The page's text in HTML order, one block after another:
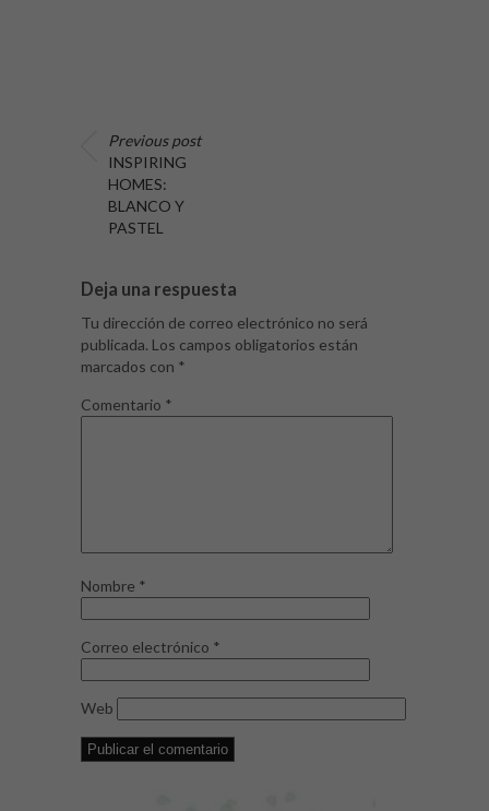
Previous post
INSPIRING
HOMES:
BLANCO Y
PASTEL
Deja una respuesta
Tu dirección de correo electrónico no será
publicada. Los campos obligatorios están
marcados con *
Comentario *
Nombre *
Correo electrónico *
Web